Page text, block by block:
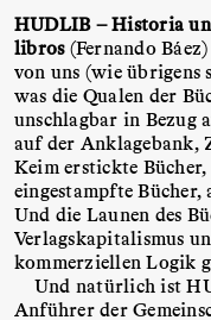
HUDLIB – Historia
libros(Fernando
von uns (wie übrigens
was die Qualen der
unschlagbar in Bezug
auf der Anklagebank,
Keim erstickte Bücher,
eingestampfte Bücher,
Und die Launen des
Verlagskapitalismus
kommerziellen Logik
Und natürlich ist
Anführer der